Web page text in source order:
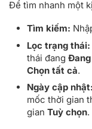
Để tìm nhanh một
Tìm kiếm:
Lọc trạng thái:
thái đang
Chọn tất cả.
Ngày cập nhật:
mốc thời gian
gian Tuỳ chọn.